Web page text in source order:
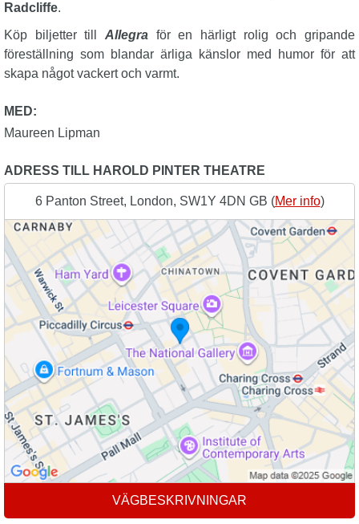
Radcliffe.
Köp biljetter till Allegra för en härligt rolig och gripande
föreställning som blandar ärliga känslor med humor för att
skapa något vackert och varmt.
MED:
Maureen Lipman
ADRESS TILL HAROLD PINTER THEATRE
6 Panton Street, London, SW1Y 4DN GB (Mer info)
VÄGBESKRIVNINGAR